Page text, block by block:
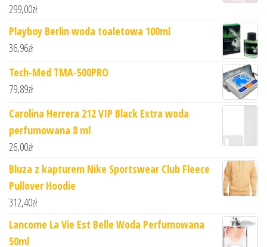
299,00zł
Playboy Berlin woda toaletowa 100ml
36,96zł
Tech-Med TMA-500PRO
79,89zł
Carolina Herrera 212 VIP Black Extra woda
perfumowana 8 ml
26,00zł
Bluza z kapturem Nike Sportswear Club Fleece
Pullover Hoodie
312,40zł
Lancome La Vie Est Belle Woda Perfumowana
50ml